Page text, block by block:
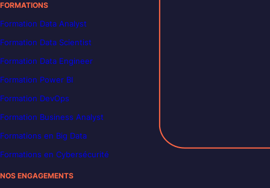
FORMATIONS
Formation Data Analyst
Formation Data Scientist
Formation Data Engineer
Formation Power BI
Formation DevOps
Formation Business Analyst
Formations en Big Data
Formations en Cybersécurité
NOS ENGAGEMENTS